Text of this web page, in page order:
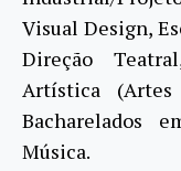
Visual Design,
Direção
Artística
Bacharelados
Música.